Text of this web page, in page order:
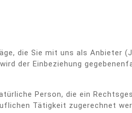
die Sie mit uns als Anbieter
der Einbeziehung
Person, die ein
Tätigkeit zugerechnet